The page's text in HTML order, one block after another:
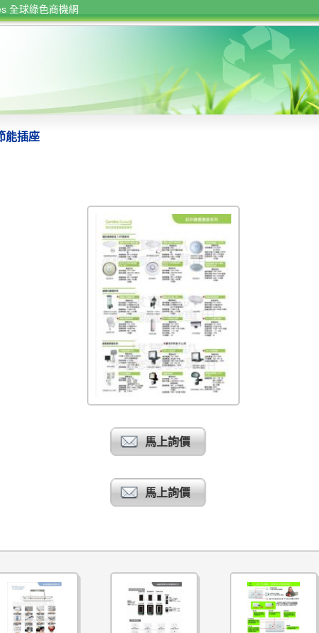
全球綠色商機網
能插座
馬上詢價
馬上詢價